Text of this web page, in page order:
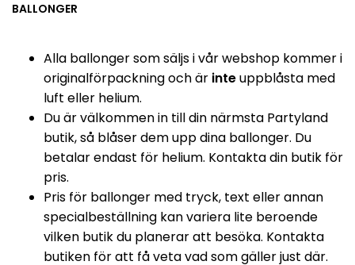
BALLONGER
Alla ballonger som säljs i vår webshop kommer i
originalförpackning och är inteuppblåsta med
luft eller helium.
Du är välkommen in till din närmsta Partyland
butik, så blåser dem upp dina ballonger. Du
betalar endast för helium. Kontakta din butik för
pris.
Pris för ballonger med tryck, text eller annan
specialbeställning kan variera lite beroende
vilken butik du planerar att besöka. Kontakta
butiken för att få veta vad som gäller just där.